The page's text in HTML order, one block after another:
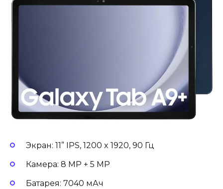
Экран: 11” IPS, 1200 x 1920, 90 Гц
Камера: 8 MP + 5 MP
Батарея: 7040 мАч